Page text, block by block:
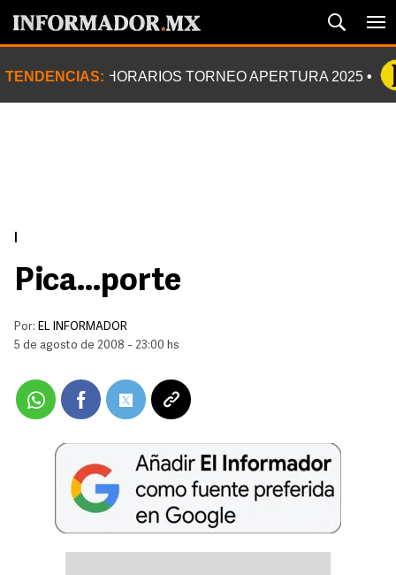
TENDENCIAS: HORARIOS TORNEO APERTURA 2025
Pica...porte
Por: EL INFORMADOR
5 de agosto de 2008 - 23:00 hs